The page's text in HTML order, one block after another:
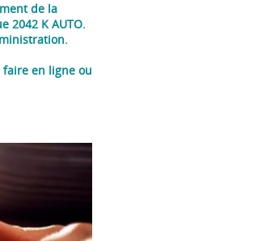
de la
2042 K AUTO.
en ligne ou